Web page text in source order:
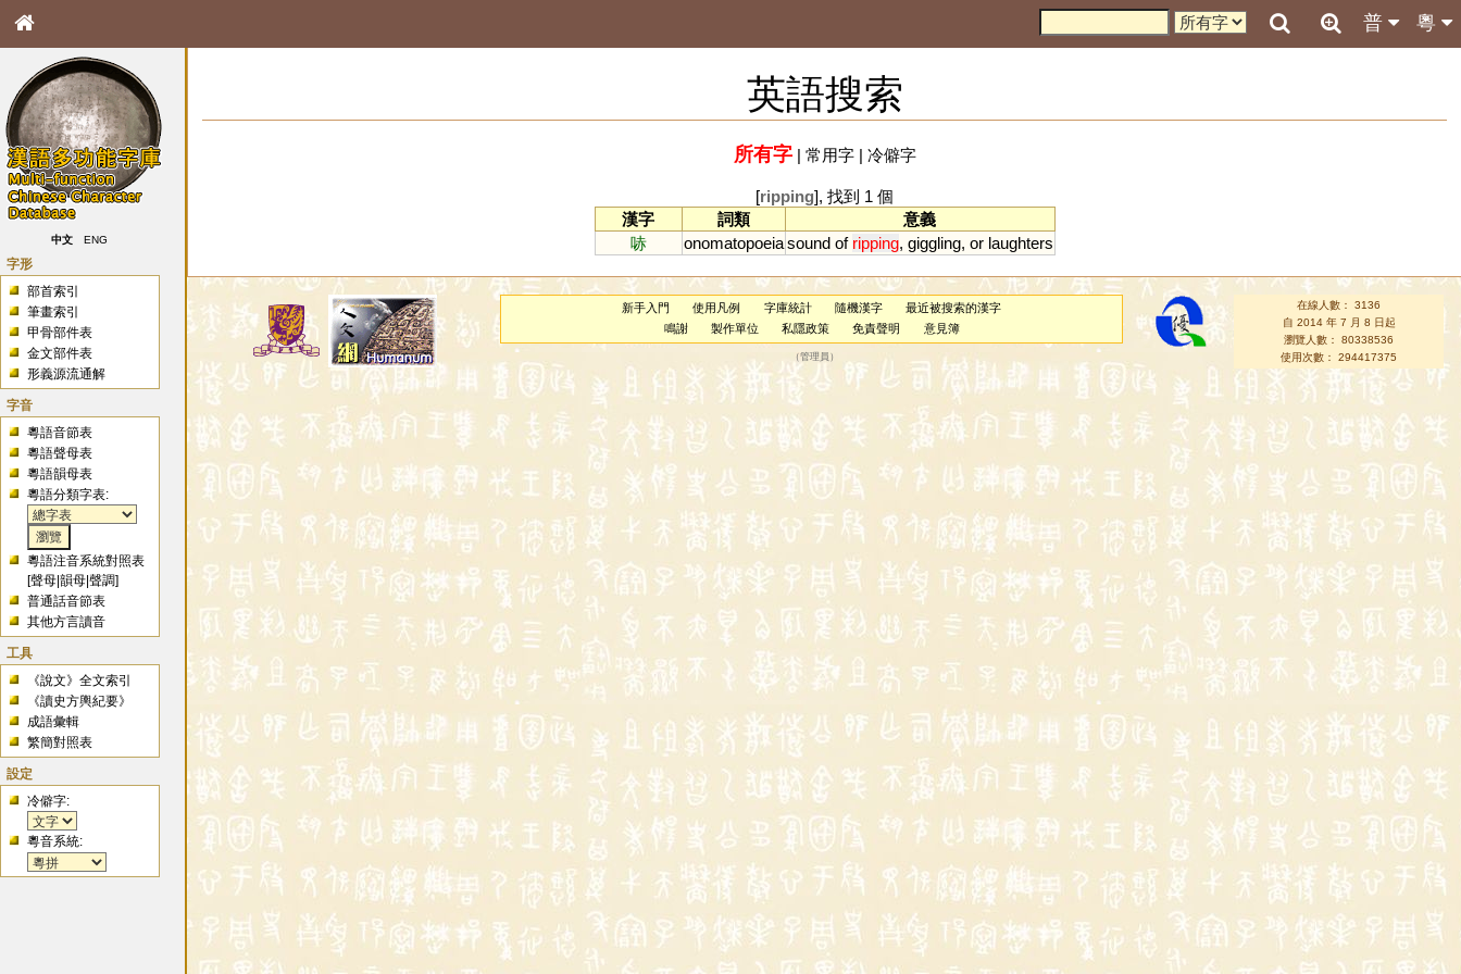
粵
普
中文 ENG
字形
部首索引
筆畫索引
甲骨部件表
金文部件表
形義源流通解
字音
粵語音節表
粵語聲母表
粵語韻母表
粵語分類字表:
粵語注音系統對照表
[聲母 |韻母 |聲調]
普通話音節表
其他方言讀音
工具
《說文》全文索引
《讀史方輿紀要》
成語彙輯
繁簡對照表
設定
冷僻字:
粵音系統:
英語搜索
所有字| 常用字| 冷僻字
[ripping], 找到 1 個
漢字
詞類
意義
哧
onomatopoeia sound of ripping, giggling, or laughters
新手入門 使用凡例 字庫統計 隨機漢字
最近被搜索的漢字
鳴謝
製作單位 私隱政策 免責聲明 意見簿
（管理員 ）
在線人數： 3136
自 2014 年 7 月 8 日起
瀏覽人數： 80338536
使用次數： 294417375